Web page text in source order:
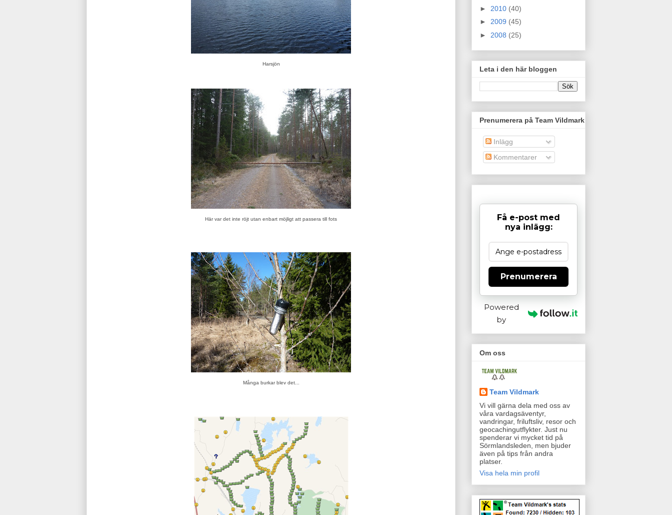
Harsjön
Här var det inte röjt utan enbart möjligt att passera till fots
Många burkar blev det...
► 2010 (40)
► 2009 (45)
► 2008 (25)
Leta i den här bloggen
Prenumerera på Team Vildmark
Inlägg
Kommentarer
Få e-post med
nya inlägg:
Prenumerera
Powered
by
Om oss
Team Vildmark
Vi vill gärna dela med oss av
våra vardagsäventyr,
vandringar, friluftsliv, resor och
geocachingutflykter. Just nu
spenderar vi mycket tid på
Sörmlandsleden, men bjuder
även på tips från andra
platser.
Visa hela min profil